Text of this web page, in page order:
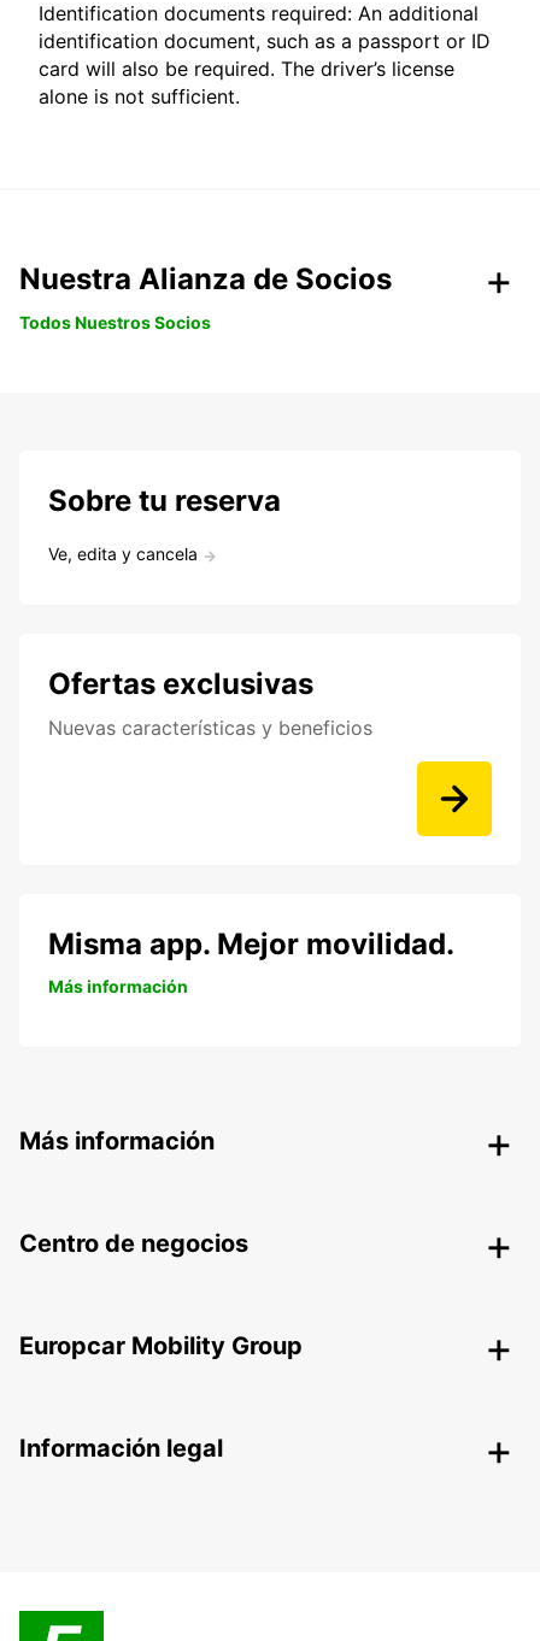
Identification documents required: An additional
identification document, such as a passport or ID
card will also be required. The driver’s license
alone is not sufficient.
Nuestra Alianza de Socios
Todos Nuestros Socios
Sobre tu reserva
Ve, edita y cancela
Ofertas exclusivas
Nuevas características y beneficios
Misma app. Mejor movilidad.
Más información
Más información
Centro de negocios
Europcar Mobility Group
Información legal